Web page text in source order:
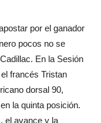
por el ganador
pocos no se
En la Sesión
francés Tristan
dorsal 90,
la quinta posición.
el avance y la